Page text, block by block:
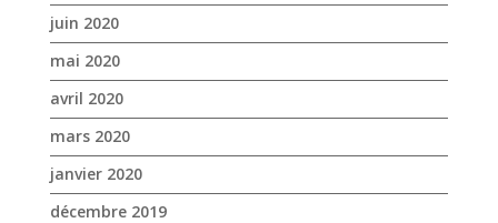
juin 2020
mai 2020
avril 2020
mars 2020
janvier 2020
décembre 2019